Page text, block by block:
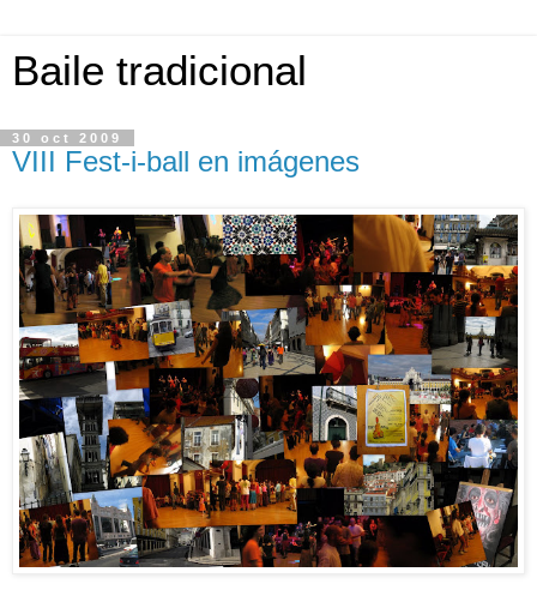
Baile tradicional
30 oct 2009
VIII Fest-i-ball en imágenes